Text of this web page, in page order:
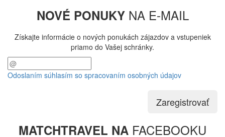
NOVÉ PONUKYNA E-MAIL
Získajte informácie o nových ponukách zájazdov a vstupeniek
priamo do Vašej schránky.
Odoslaním súhlasím so spracovaním osobných údajov
Zaregistrovať
MATCHTRAVEL NA FACEBOOKU